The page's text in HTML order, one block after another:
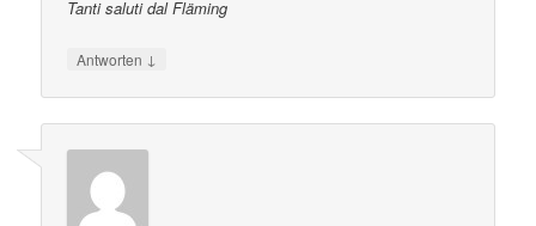
Tanti saluti dal Fläming
Antworten ↓